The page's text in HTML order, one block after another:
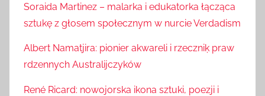
Soraida Martinez – malarka i edukatorka łącząca
sztukę z głosem społecznym w nurcie Verdadism
Albert Namatjira: pionier akwareli i rzeczniķ praw
rdzennych Australijczyków
René Ricard: nowojorska ikona sztuki, poezji i